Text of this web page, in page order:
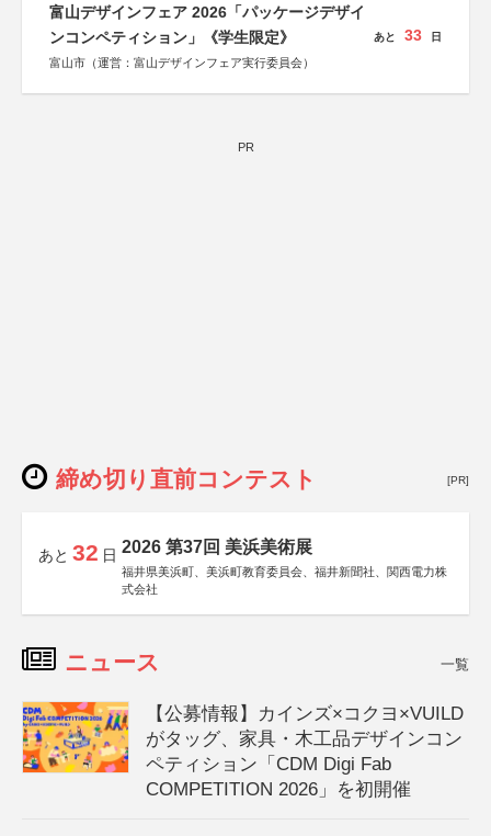
富山デザインフェア 2026「パッケージデザイ
ンコンペティション」《学生限定》
富山市（運営：富山デザインフェア実行委員会）
あと 33 日
PR
締め切り直前コンテスト [PR]
あと 32 日 2026 第37回 美浜美術展
福井県美浜町、美浜町教育委員会、福井新聞社、関西電力株
式会社
ニュース 一覧
【公募情報】カインズ×コクヨ×VUILD
がタッグ、家具・木工品デザインコン
ペティション「CDM Digi Fab
COMPETITION 2026」を初開催